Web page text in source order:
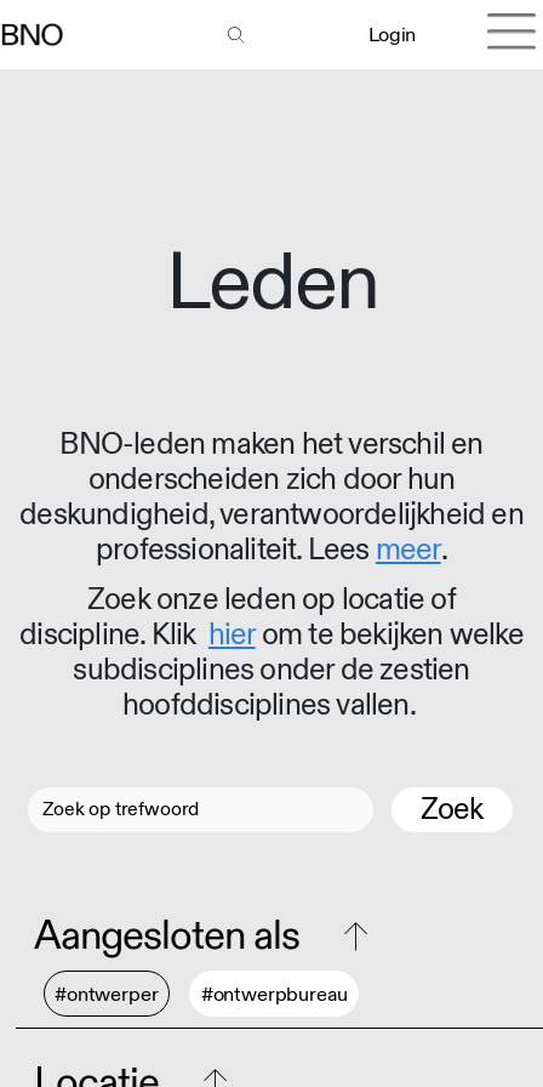
Login
Leden
BNO-leden maken het verschil en
onderscheiden zich door hun
deskundigheid, verantwoordelijkheid en
professionaliteit. Lees meer.
Zoek onze leden op locatie of
discipline. Klik hierom te bekijken welke
subdisciplines onder de zestien
hoofddisciplines vallen.
Zoek
Aangesloten als
#ontwerper #ontwerpbureau